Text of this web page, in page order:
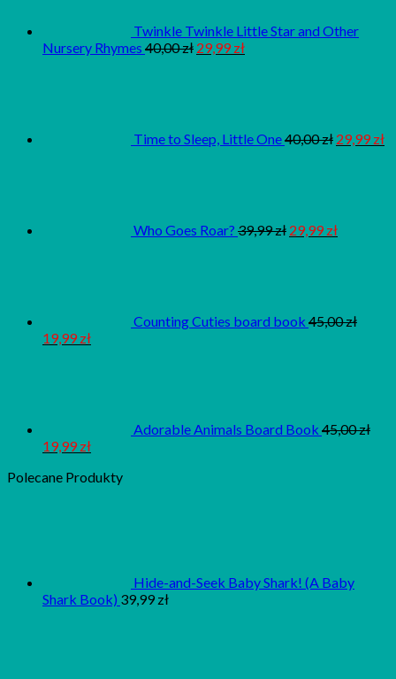
Twinkle Twinkle Little Star and Other
Nursery Rhymes 40,00zł 29,99zł
Time to Sleep, Little One40,00zł 29,99zł
Who Goes Roar? 39,99zł 29,99zł
Counting Cuties board book 45,00zł
19,99zł
Adorable Animals Board Book 45,00zł
19,99zł
Polecane Produkty
Hide-and-Seek Baby Shark! (A Baby
Shark Book) 39,99 zł